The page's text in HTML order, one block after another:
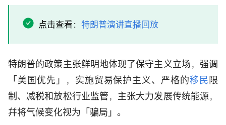
点击查看： 特朗普演讲直播回放
特朗普的政策主张鲜明地体现了保守主义立场，强调
「美国优先」，实施贸易保护主义、严格的移民限
制、减税和放松行业监管，主张大力发展传统能源，
幷将气候变化视为「骗局」。